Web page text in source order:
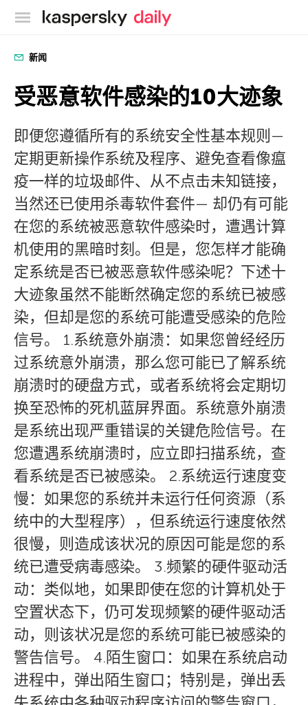
卡巴斯基官方博客
新闻
受恶意软件感染的10大迹象
即便您遵循所有的系统安全性基本规则—
定期更新操作系统及程序、避免查看像瘟
疫一样的垃圾邮件、从不点击未知链接，
当然还已使用杀毒软件套件— 却仍有可能
在您的系统被恶意软件感染时，遭遇计算
机使用的黑暗时刻。但是，您怎样才能确
定系统是否已被恶意软件感染呢？下述十
大迹象虽然不能断然确定您的系统已被感
染，但却是您的系统可能遭受感染的危险
信号。 1.系统意外崩溃：如果您曾经经历
过系统意外崩溃，那么您可能已了解系统
崩溃时的硬盘方式，或者系统将会定期切
换至恐怖的死机蓝屏界面。系统意外崩溃
是系统出现严重错误的关键危险信号。在
您遭遇系统崩溃时，应立即扫描系统，查
看系统是否已被感染。 2.系统运行速度变
慢：如果您的系统并未运行任何资源（系
统中的大型程序），但系统运行速度依然
很慢，则造成该状况的原因可能是您的系
统已遭受病毒感染。 3.频繁的硬件驱动活
动：类似地，如果即使在您的计算机处于
空置状态下，仍可发现频繁的硬件驱动活
动，则该状况是您的系统可能已被感染的
警告信号。 4.陌生窗口：如果在系统启动
进程中，弹出陌生窗口；特别是，弹出丢